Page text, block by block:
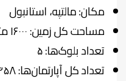
مکان: مالتپه، استانبول
مساحت کل زمین: ۱۶۰۰۰ متر مربع
تعداد بلوک‌ها: ۵
تعداد کل آپارتمان‌ها: ۴۵۸